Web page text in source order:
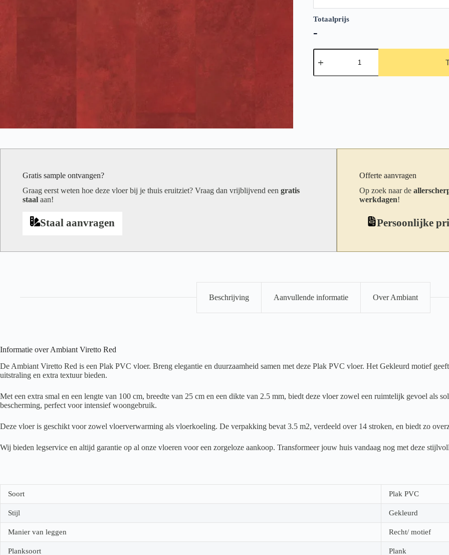
Totaalprijs
-
Ambiant
Viretto
aantal
Gratis sample ontvangen?
Graag eerst weten hoe deze vloer bij je thuis eruitziet? Vraag dan vrijblijvend een gratis
staal aan!
Staal aanvragen
Offerte aanvragen
Op zoek naar de
werkdagen!
Persoonlijke
Beschrijving Aanvullende informatie Over Ambiant
Informatie over Ambiant Viretto Red
De Ambiant Viretto Red is een Plak PVC vloer. Breng elegantie en duurzaamheid samen met deze Plak PVC vloer. Het Gekleurd motief
uitstraling en extra textuur bieden.
Met een extra smal en een lengte van 100 cm, breedte van 25 cm en een dikte van 2.5 mm, biedt deze vloer zowel een ruimtelijk gevoel als
bescherming, perfect voor intensief woongebruik.
Deze vloer is geschikt voor zowel vloerverwarming als vloerkoeling. De verpakking bevat 3.5 m2, verdeeld over 14 stroken, en biedt zo
Wij bieden legservice en altijd garantie op al onze vloeren voor een zorgeloze aankoop. Transformeer jouw huis vandaag nog met deze
Soort Plak PVC
Stijl Gekleurd
Manier van leggen Recht/ motief
Planksoort Plank